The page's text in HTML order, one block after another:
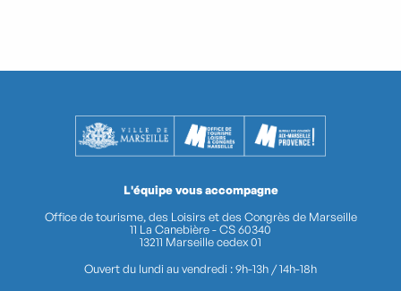
L'équipe vous accompagne
Office de tourisme, des Loisirs et des Congrès de Marseille
11 La Canebière - CS 60340
13211 Marseille cedex 01
Ouvert du lundi au vendredi : 9h-13h / 14h-18h